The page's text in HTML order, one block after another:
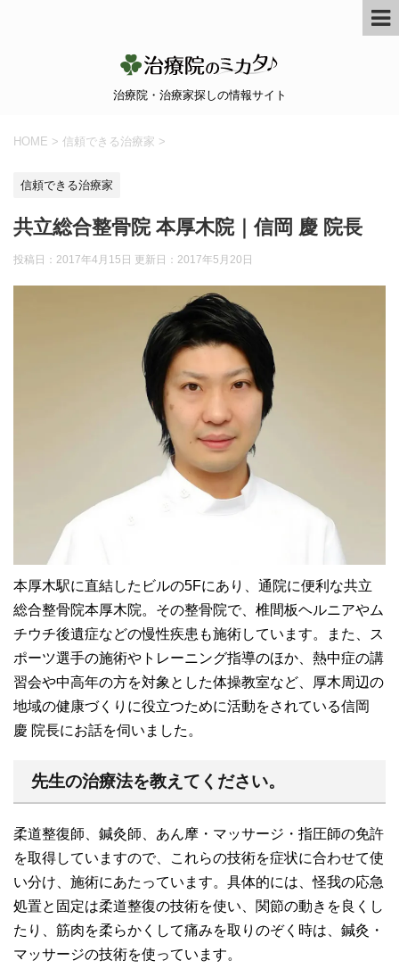
治療院・治療家探しの情報サイト
HOME > 信頼できる治療家 >
信頼できる治療家
共立総合整骨院 本厚木院｜信岡 慶 院長
投稿日：2017年4月15日 更新日： 2017年5月20日
本厚木駅に直結したビルの5Fにあり、通院に便利な共立
総合整骨院本厚木院。その整骨院で、椎間板ヘルニアやム
チウチ後遺症などの慢性疾患も施術しています。また、ス
ポーツ選手の施術やトレーニング指導のほか、熱中症の講
習会や中高年の方を対象とした体操教室など、厚木周辺の
地域の健康づくりに役立つために活動をされている信岡
慶 院長にお話を伺いました。
先生の治療法を教えてください。
柔道整復師、鍼灸師、あん摩・マッサージ・指圧師の免許
を取得していますので、これらの技術を症状に合わせて使
い分け、施術にあたっています。具体的には、怪我の応急
処置と固定は柔道整復の技術を使い、関節の動きを良くし
たり、筋肉を柔らかくして痛みを取りのぞく時は、鍼灸・
マッサージの技術を使っています。